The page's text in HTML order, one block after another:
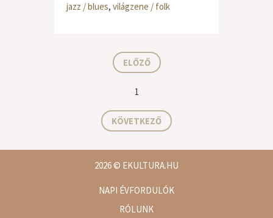
jazz / blues, világzene / folk
ELŐZŐ
1
KÖVETKEZŐ
2026© EKULTURA.HU
NAPI ÉVFORDULÓK
RÓLUNK